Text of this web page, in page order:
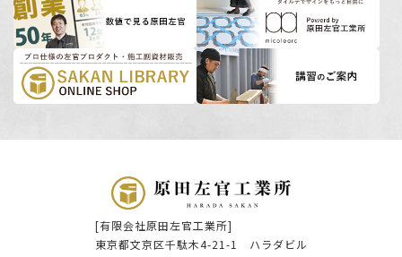
[有限会社原田左官工業所]
東京都文京区千駄木4-21-1 ハラダビル